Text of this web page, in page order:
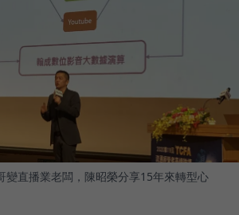
變直播業老闆，陳昭榮分享15年來轉型心